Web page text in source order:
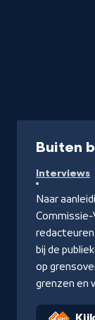
Buiten
Interviews
Naar
Commissie-
bij de
op
grenzen en